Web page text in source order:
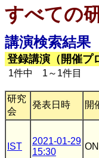
すべての
講演検索結果
登録講演（開催プ
1件中 1～1件目
研究
会
発表日時 開
IST
2021-01-29
15:30